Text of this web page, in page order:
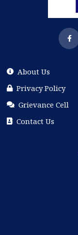
About Us
Privacy Policy
Grievance Cell
Contact Us